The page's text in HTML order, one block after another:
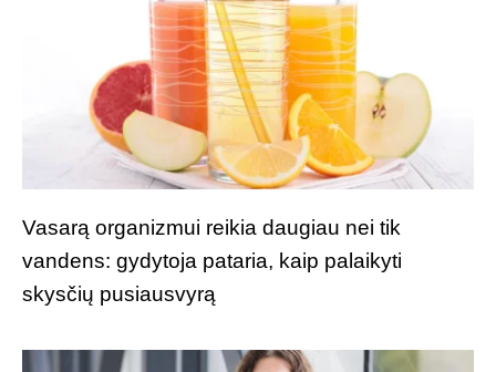
Vasarą organizmui reikia daugiau nei tik
vandens: gydytoja pataria, kaip palaikyti
skysčių pusiausvyrą